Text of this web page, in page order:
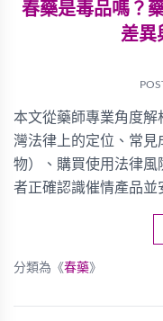
春藥是毒品嗎？
差異
本文從藥師專業角度解
灣法律上的定位、常
物）、購買使用法律風
者正確認識催情產品並
分類為《春藥》